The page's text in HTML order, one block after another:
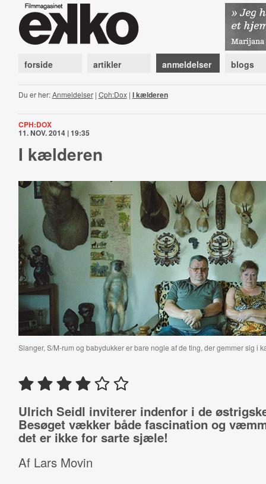
forside artikler anmeldelser blogs
Du er her:Anmeldelser| Cph:Dox| I kælderen
CPH:DOX
11. NOV. 2014 | 19:35
I kælderen
Slanger, S/M-rum og babydukker er bare nogle af de ting, der gemmer sig i
Ulrich Seidl inviterer indenfor i de
Besøget vækker både fascination og
det er ikke for sarte sjæle!
Af Lars Movin